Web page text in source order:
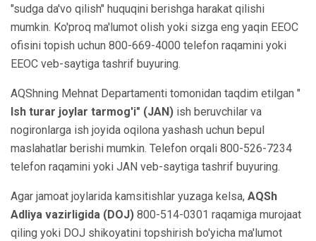
"sudga da'vo qilish" huquqini berishga harakat qilishi
mumkin. Ko'proq ma'lumot olish yoki sizga eng yaqin EEOC
ofisini topish uchun 800-669-4000 telefon raqamini yoki
EEOC veb-saytiga tashrif buyuring.
AQShning Mehnat Departamenti tomonidan taqdim etilgan "
Ish turar joylar tarmog'i" (JAN) ish beruvchilar va
nogironlarga ish joyida oqilona yashash uchun bepul
maslahatlar berishi mumkin. Telefon orqali 800-526-7234
telefon raqamini yoki JAN veb-saytiga tashrif buyuring.
Agar jamoat joylarida kamsitishlar yuzaga kelsa, AQSh
Adliya vazirligida (DOJ) 800-514-0301 raqamiga murojaat
qiling yoki DOJ shikoyatini topshirish bo'yicha ma'lumot